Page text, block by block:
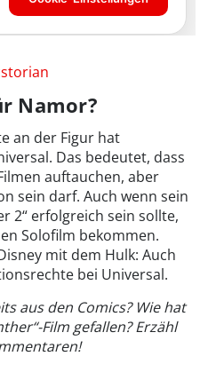
Namor?
an der Figur hat
Das bedeutet, dass
auftauchen, aber
sein darf. Auch wenn sein
2“ erfolgreich sein sollte,
Solofilm bekommen.
mit dem Hulk: Auch
bei Universal.
aus den Comics? Wie hat
Film gefallen? Erzähl